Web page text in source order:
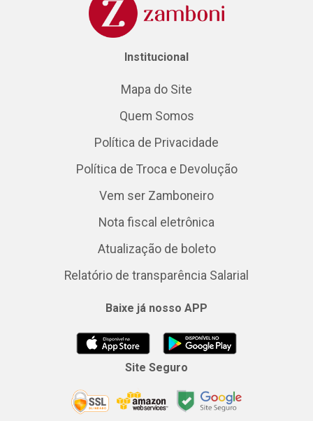
Institucional
Mapa do Site
Quem Somos
Política de Privacidade
Política de Troca e Devolução
Vem ser Zamboneiro
Nota fiscal eletrônica
Atualização de boleto
Relatório de transparência Salarial
Baixe já nosso APP
Site Seguro